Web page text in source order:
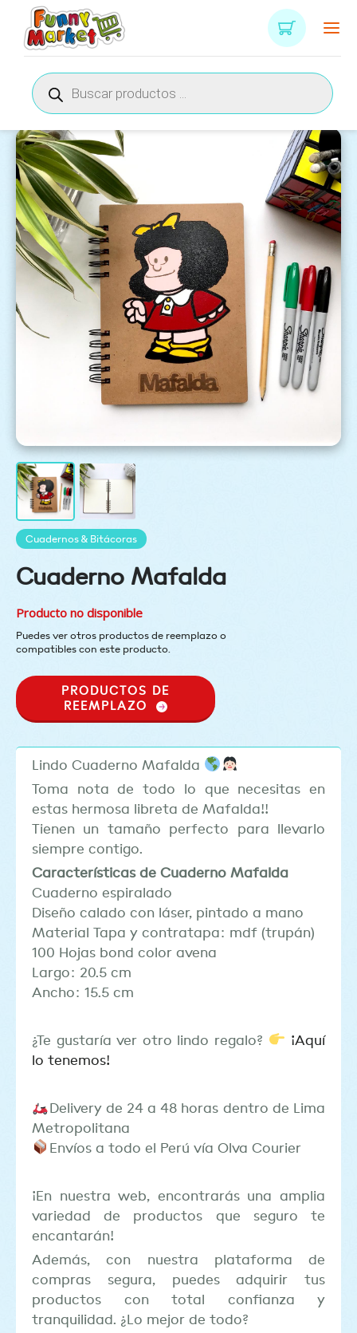
Búsqueda
de
productos
Cuadernos & Bitácoras
Cuaderno Mafalda
Producto no disponible
Puedes ver otros productos de reemplazo o
compatibles con este producto.
PRODUCTOS DE
REEMPLAZO
Lindo Cuaderno Mafalda
Toma nota de todo lo que necesitas en
estas hermosa libreta de Mafalda!!
Tienen un tamaño perfecto para llevarlo
siempre contigo.
Características de Cuaderno Mafalda
Cuaderno espiralado
Diseño calado con láser, pintado a mano
Material Tapa y contratapa: mdf (trupán)
100 Hojas bond color avena
Largo: 20.5 cm
Ancho: 15.5 cm
¿Te gustaría ver otro lindo regalo?
¡Aquí
lo tenemos!
Delivery de 24 a 48 horas dentro de Lima
Metropolitana
Envíos a todo el Perú vía Olva Courier
¡En nuestra web, encontrarás una amplia
variedad de productos que seguro te
encantarán!
Además, con nuestra plataforma de
compras segura, puedes adquirir tus
productos con total confianza y
tranquilidad. ¿Lo mejor de todo?